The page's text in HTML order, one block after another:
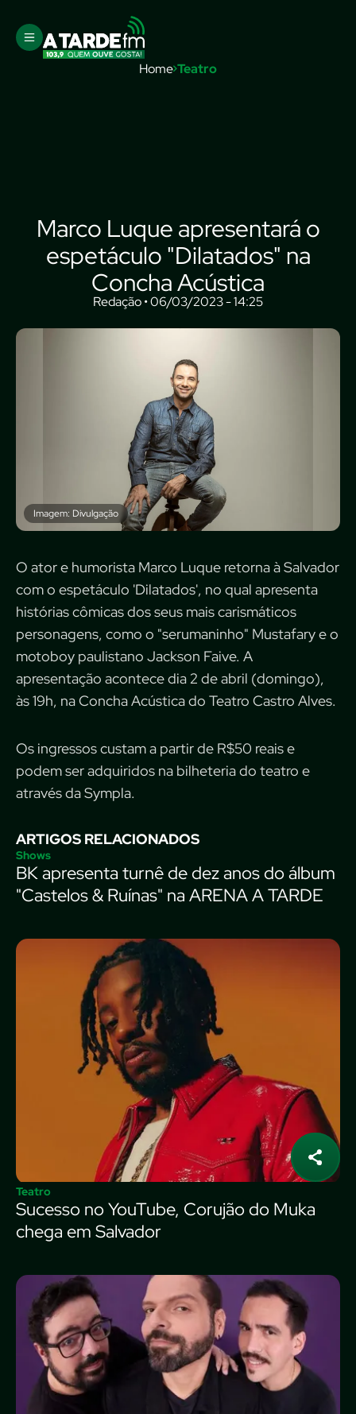
Home Teatro
Marco Luque apresentará o
espetáculo "Dilatados" na
Concha Acústica
Redação • 06/03/2023 - 14:25
Imagem: Divulgação
O ator e humorista Marco Luque retorna à Salvador
com o espetáculo 'Dilatados', no qual apresenta
histórias cômicas dos seus mais carismáticos
personagens, como o "serumaninho" Mustafary e o
motoboy paulistano Jackson Faive. A
apresentação acontece dia 2 de abril (domingo),
às 19h, na Concha Acústica do Teatro Castro Alves.
Os ingressos custam a partir de R$50 reais e
podem ser adquiridos na bilheteria do teatro e
através da Sympla.
ARTIGOS RELACIONADOS
Shows
BK apresenta turnê de dez anos do álbum
"Castelos & Ruínas" na ARENA A TARDE
Teatro
Sucesso no YouTube, Corujão do Muka
chega em Salvador